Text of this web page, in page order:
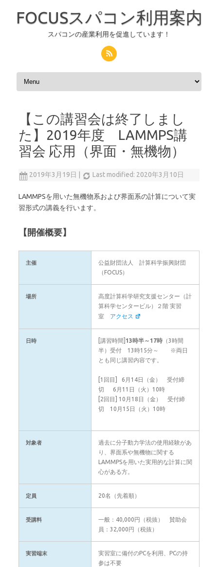
FOCUSスパコン利用案内
スパコンの産業利用を促進しています！
コンテンツへスキップ
【この講習会は終了しまし
た】2019年度 LAMMPS講
習会 応用（界面・無機物）
2019年3月19日 Last modified: 2020年3月10日
LAMMPSを用いた無機物系および界面系の計算について実
習形式の講義を行います。
【開催概要】
主催
公益財団法人 計算科学振興財団
（FOCUS）
場所
高度計算科学研究支援センター（計
算科学センタービル）２階 実習
室 アクセス
日時 [講習時間] 13時半～17時 （3時間
半）受付 13時15分～ ※両日
とも同じ講習内容です。
[1回目] 6月14日（金） 受付締
切 6月11日（火）10時
[2回目] 10月18日（金） 受付締
切 10月15日（火）10時
対象者
過去に分子動力学法の使用経験があ
り、界面系や無機物に関する
LAMMPSを用いた実用的な計算に関
心がある方。
定員 20名（先着順）
受講料
一般：40,000円（税抜） 賛助会
員：32,000円（税抜）
実習端末
実習室に備付のPCを利用、PCの持
参は不要